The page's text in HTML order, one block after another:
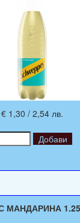
€ 1,30 / 2,54 лв.
МАНДАРИНА